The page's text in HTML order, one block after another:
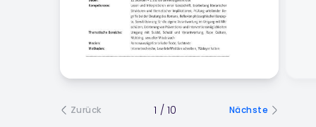
Zurück 1 /10 Nächste